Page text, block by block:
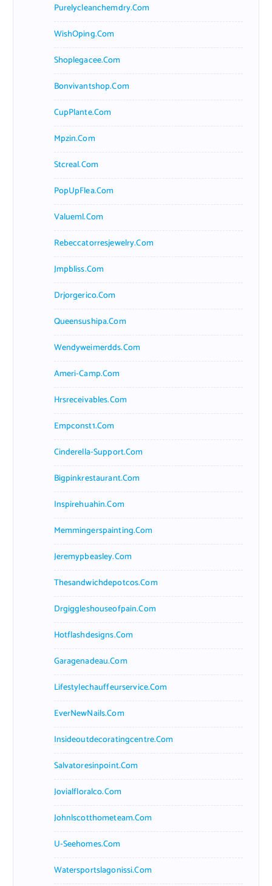
Purelycleanchemdry.com
WishOping.com
Shoplegacee.com
Bonvivantshop.com
CupPlante.com
Mpzin.com
Stcreal.com
PopUpFlea.com
Valueml.com
Rebeccatorresjewelry.com
Jmpbliss.com
Drjorgerico.com
Queensushipa.com
Wendyweimerdds.com
Ameri-Camp.com
Hrsreceivables.com
Empconst1.com
Cinderella-Support.com
Bigpinkrestaurant.com
Inspirehuahin.com
Memmingerspainting.com
Jeremypbeasley.com
Thesandwichdepotcos.com
Drgiggleshouseofpain.com
Hotflashdesigns.com
Garagenadeau.com
Lifestylechauffeurservice.com
EverNewNails.com
Insideoutdecoratingcentre.com
Salvatoresinpoint.com
Jovialfloralco.com
Johnlscotthometeam.com
U-Seehomes.com
Watersportslagonissi.com